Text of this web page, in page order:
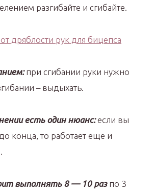
разгибайте и сгибайте.
при сгибании руки нужно
– выдыхать.
есть один нюанс:если вы
конца, то работает еще и
выполнять 8 — 10 разпо 3